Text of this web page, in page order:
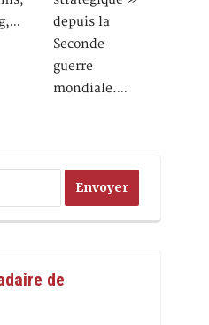
depuis la
Seconde
guerre
mondiale.…
de